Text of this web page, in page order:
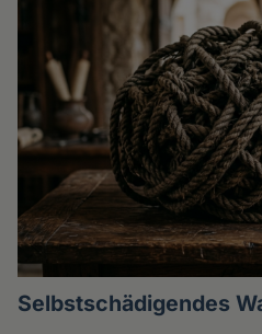
Selbstschädigendes